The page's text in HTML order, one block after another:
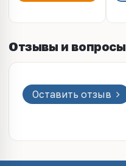
Отзывы и вопросы
Оставить отзыв